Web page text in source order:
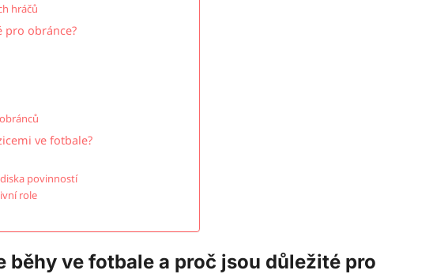
hráčů
pro obránce?
ve fotbale?
povinností
role
běhy ve fotbale a proč jsou důležité pro